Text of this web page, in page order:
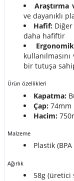
Araştırma
ve dayanıklı
Hafif:Diğer
daha hafiftir
bir tutuşa
Ürün özellikleri
Kapatma:
Çap:74mm
Hacim:
Malzeme
Plastik
Ağırlık
58g (üretici